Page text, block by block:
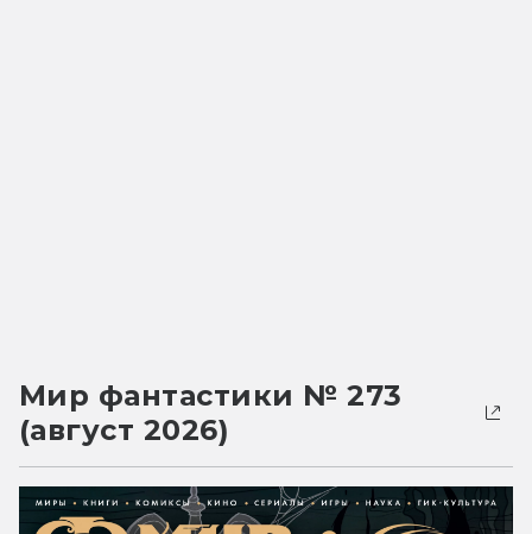
Мир фантастики № 273
(август 2026)